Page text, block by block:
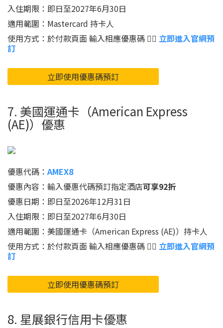
入住期限：即日至2027年6月30日
適用範圍：Mastercard 持卡人
使用方式：於付款頁面 輸入相應優惠碼 👉🏻 立即進入官網預
訂
立即使用優惠碼預訂
7. 美國運通卡（American Express
(AE)）優惠
優惠代碼：AMEX8
優惠內容：輸入優惠代碼預訂指定酒店可享92折
優惠日期：即日至2026年12月31日
入住期限：即日至2027年6月30日
適用範圍：美國運通卡（American Express (AE)）持卡人
使用方式：於付款頁面 輸入相應優惠碼 👉🏻 立即進入官網預
訂
立即使用優惠碼預訂
8. 星展銀行信用卡優惠